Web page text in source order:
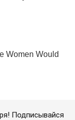
Подписывайся